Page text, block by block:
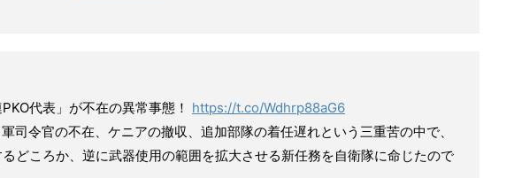
代表」が不在の異常事態！ https://t.co/Wdhrp88aG6
軍司令官の不在、ケニアの撤収、追加部隊の着任遅れという三重苦の中で、
どころか、逆に武器使用の範囲を拡大させる新任務を自衛隊に命じたので